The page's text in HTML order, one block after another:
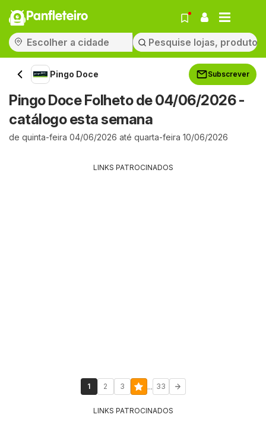
Panfleteiro
Pingo Doce Subscrever
Pingo Doce Folheto de 04/06/2026 -
catálogo esta semana
de quinta-feira 04/06/2026 até quarta-feira 10/06/2026
LINKS PATROCINADOS
1 2 3 ... 33
LINKS PATROCINADOS